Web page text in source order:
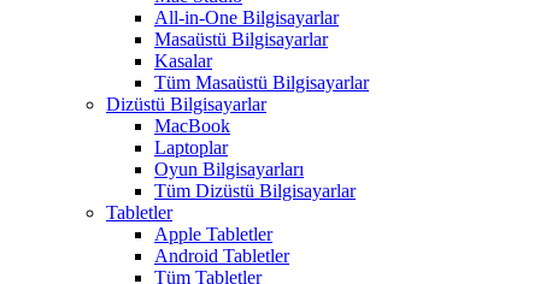
All-in-One Bilgisayarlar
Masaüstü Bilgisayarlar
Kasalar
Tüm Masaüstü Bilgisayarlar
Dizüstü Bilgisayarlar
MacBook
Laptoplar
Oyun Bilgisayarları
Tüm Dizüstü Bilgisayarlar
Tabletler
Apple Tabletler
Android Tabletler
Tüm Tabletler